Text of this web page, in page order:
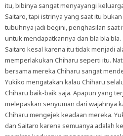
itu, bibinya sangat menyayangi
Saitaro, tapi istrinya yang saat itu
tubuhnya jadi begini, penghasilan saat
untuk mendapatkannya dan bla bla bla.
Saitaro kesal karena itu tidak menjadi
memperlakukan Chiharu seperti itu.
bersama mereka Chiharu sangat
Yukiko mengatakan kalau Chiharu
Chiharu baik-baik saja. Apapun yang
melepaskan senyuman dari wajahnya
Chiharu mengejek keadaan mereka.
dan Saitaro karena semuanya adalah